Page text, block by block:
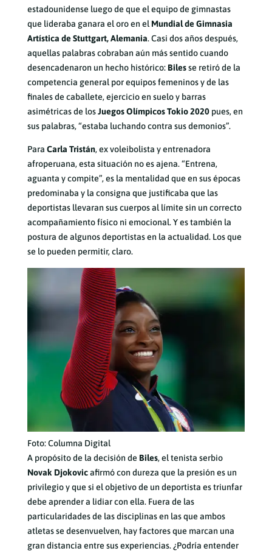
estadounidense luego de que el equipo de gimnastas
que lideraba ganara el oro en el Mundial de Gimnasia
Artística de Stuttgart, Alemania. Casi dos años después,
aquellas palabras cobraban aún más sentido cuando
desencadenaron un hecho histórico: Bilesse retiró de la
competencia general por equipos femeninos y de las
finales de caballete, ejercicio en suelo y barras
asimétricas de losJuegos Olímpicos Tokio 2020pues, en
sus palabras, “estaba luchando contra sus demonios”.
Para Carla Tristán, ex voleibolista y entrenadora
afroperuana, esta situación no es ajena. “Entrena,
aguanta y compite”, es la mentalidad que en sus épocas
predominaba y la consigna que justificaba que las
deportistas llevaran sus cuerpos al límite sin un correcto
acompañamiento físico ni emocional. Y es también la
postura de algunos deportistas en la actualidad. Los que
se lo pueden permitir, claro.
Foto: Columna Digital
A propósito de la decisión de Biles, el tenista serbio
Novak Djokovicafirmó con dureza que la presión es un
privilegio y que si el objetivo de un deportista es triunfar
debe aprender a lidiar con ella. Fuera de las
particularidades de las disciplinas en las que ambos
atletas se desenvuelven, hay factores que marcan una
gran distancia entre sus experiencias. ¿Podría entender